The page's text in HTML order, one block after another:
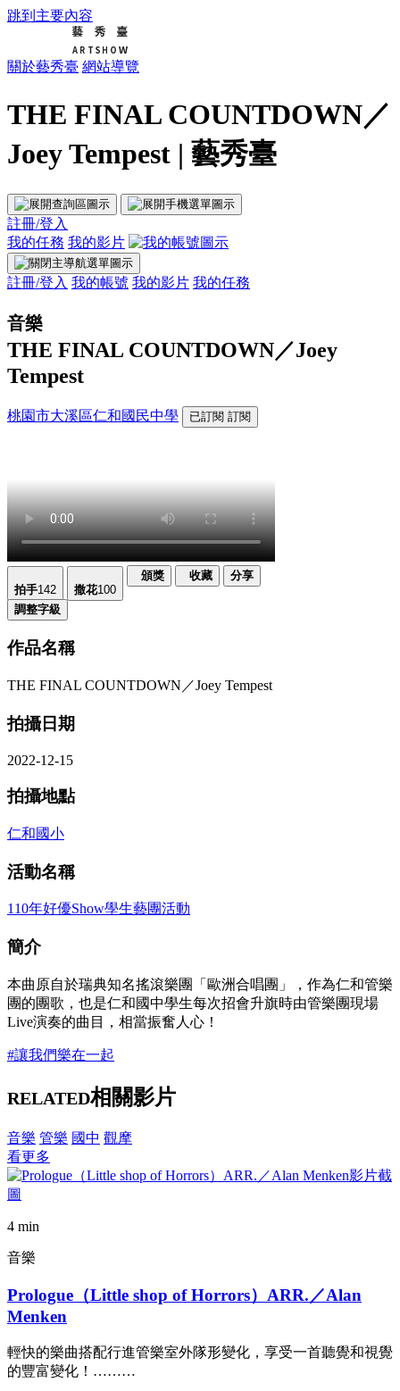
跳到主要內容
關於藝秀臺 網站導覽
THE FINAL COUNTDOWN／
Joey Tempest | 藝秀臺
註冊/登入
我的任務 我的影片
註冊/登入 我的帳號 我的影片 我的任務
音樂
THE FINAL COUNTDOWN／Joey
Tempest
桃園市大溪區仁和國民中學 已訂閱 訂閱
拍手142 撒花100
頒獎 收藏 分享
調整字級
作品名稱
THE FINAL COUNTDOWN／Joey Tempest
拍攝日期
2022-12-15
拍攝地點
仁和國小
活動名稱
110年好優Show學生藝團活動
簡介
本曲原自於瑞典知名搖滾樂團「歐洲合唱團」，作為仁和管樂
團的團歌，也是仁和國中學生每次招會升旗時由管樂團現場
Live演奏的曲目，相當振奮人心！
#讓我們樂在一起
RELATED相關影片
音樂 管樂 國中 觀摩
看更多
4 min
音樂
Prologue（Little shop of Horrors）ARR.／Alan
Menken
輕快的樂曲搭配行進管樂室外隊形變化，享受一首聽覺和視覺
的豐富變化！………